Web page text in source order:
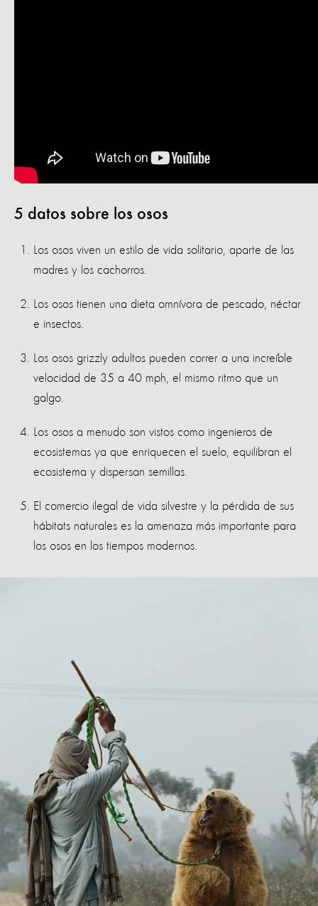
5 datos sobre los osos
Los osos viven un estilo de vida solitario, aparte de las
madres y los cachorros.
Los osos tienen una dieta omnívora de pescado, néctar
e insectos.
Los osos grizzly adultos pueden correr a una increíble
velocidad de 35 a 40 mph, el mismo ritmo que un
galgo.
Los osos a menudo son vistos como ingenieros de
ecosistemas ya que enriquecen el suelo, equilibran el
ecosistema y dispersan semillas.
El comercio ilegal de vida silvestre y la pérdida de sus
hábitats naturales es la amenaza más importante para
los osos en los tiempos modernos.